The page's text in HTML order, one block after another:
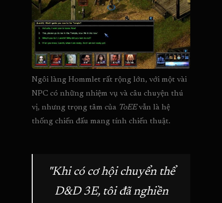
Ngôi làng Hommlet rất rộng lớn, với một vài
NPC có những nhiệm vụ và câu chuyện thú
vị, nhưng trọng tâm của ToEE vẫn là hệ
thống chiến đấu mang tính chiến thuật.
"Khi có cơ hội chuyển thể
D&D 3E, tôi đã nghiền